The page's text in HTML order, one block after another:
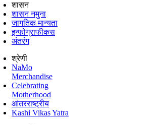
शासन
शासन नमुना
जागतिक मान्यता
इन्फोग्राफीकस
अंतरंग
श्रेणी
NaMo
Merchandise
Celebrating
Motherhood
आंतरराष्ट्रीय
Kashi Vikas Yatra